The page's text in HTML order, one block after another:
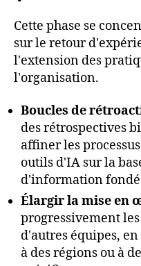
Cette phase se
sur le retour
l'extension des
l'organisation.
Boucles de
des rétrospectives
affiner les
outils d'IA sur la
d'information fondé
Élargir la mise en
progressivement
d'autres équipes,
à des régions ou à